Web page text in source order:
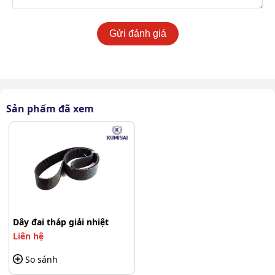
Giảm tải cho motor và tăng tuổi thọ thiết bị
Gửi đánh giá
Sản phẩm đã xem
Dây đai tháp giải nhiệt
Liên hệ
So sánh